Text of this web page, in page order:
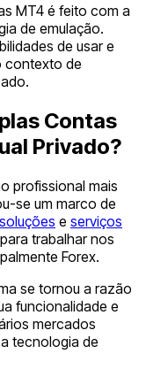
MT4 é feito com a
de emulação.
de usar e
contexto de
Contas
Privado?
profissional mais
se um marco de
soluções e serviços
trabalhar nos
Forex.
se tornou a razão
funcionalidade e
mercados
tecnologia de